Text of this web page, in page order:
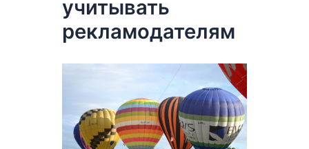
учитывать
рекламодателям